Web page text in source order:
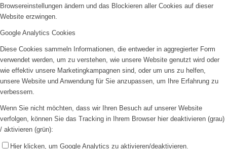
Browsereinstellungen ändern und das Blockieren aller Cookies auf dieser
Website erzwingen.
Google Analytics Cookies
Diese Cookies sammeln Informationen, die entweder in aggregierter Form
verwendet werden, um zu verstehen, wie unsere Website genutzt wird oder
wie effektiv unsere Marketingkampagnen sind, oder um uns zu helfen,
unsere Website und Anwendung für Sie anzupassen, um Ihre Erfahrung zu
verbessern.
Wenn Sie nicht möchten, dass wir Ihren Besuch auf unserer Website
verfolgen, können Sie das Tracking in Ihrem Browser hier deaktivieren (grau)
/ aktivieren (grün):
Hier klicken, um Google Analytics zu aktivieren/deaktivieren.